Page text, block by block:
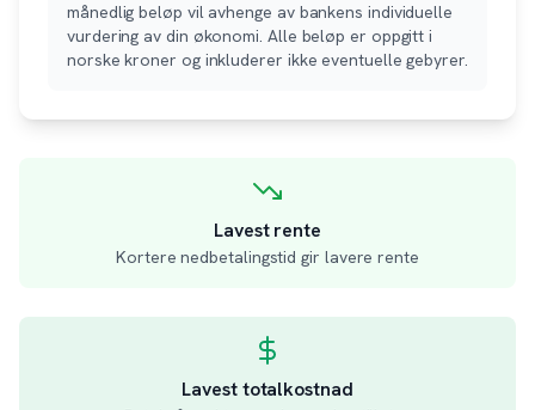
månedlig beløp vil avhenge av bankens individuelle
vurdering av din økonomi. Alle beløp er oppgitt i
norske kroner og inkluderer ikke eventuelle gebyrer.
Lavest rente
Kortere nedbetalingstid gir lavere rente
Lavest totalkostnad